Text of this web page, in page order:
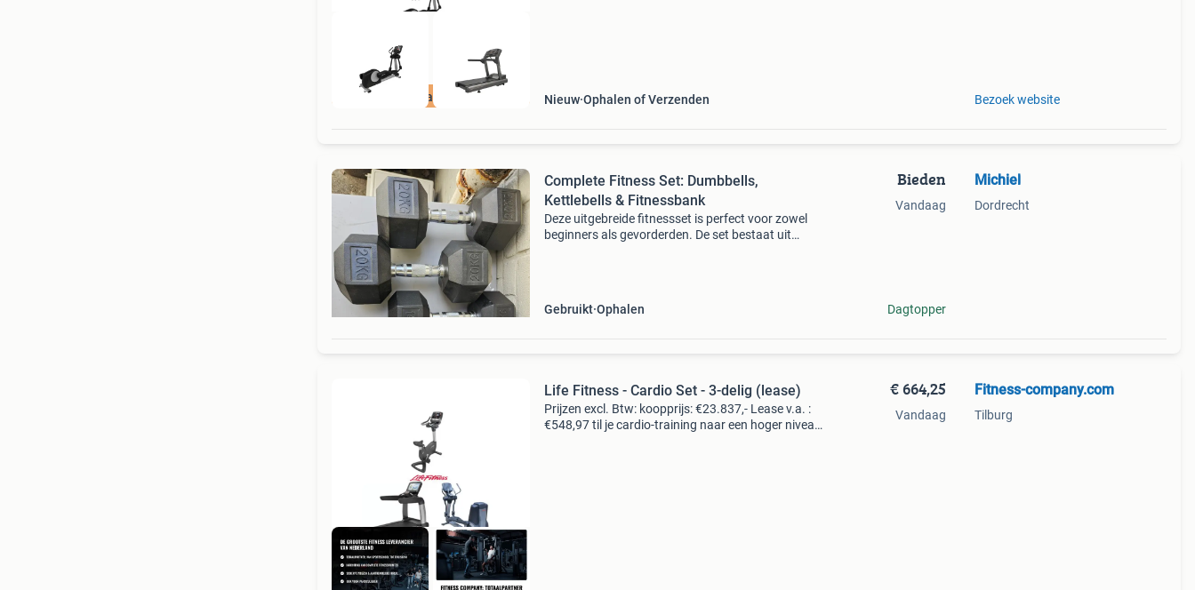
incl Garantie Nieuw Ophalen of Verzenden Bezoek website
Complete Fitness Set: Dumbbells,
Kettlebells & Fitnessbank
Deze uitgebreide fitnessset is perfect voor zowel
beginners als gevorderden. De set bestaat uit
Gebruikt Ophalen
Bieden
Vandaag
Dagtopper
Michiel
Dordrecht
Life Fitness - Cardio Set - 3-delig (lease)
Prijzen excl. Btw: koopprijs: €23.837,- Lease v.a. :
€548,97 til je cardio-training naar een hoger niveau
€ 664,25
Vandaag
Fitness-company.com
Tilburg